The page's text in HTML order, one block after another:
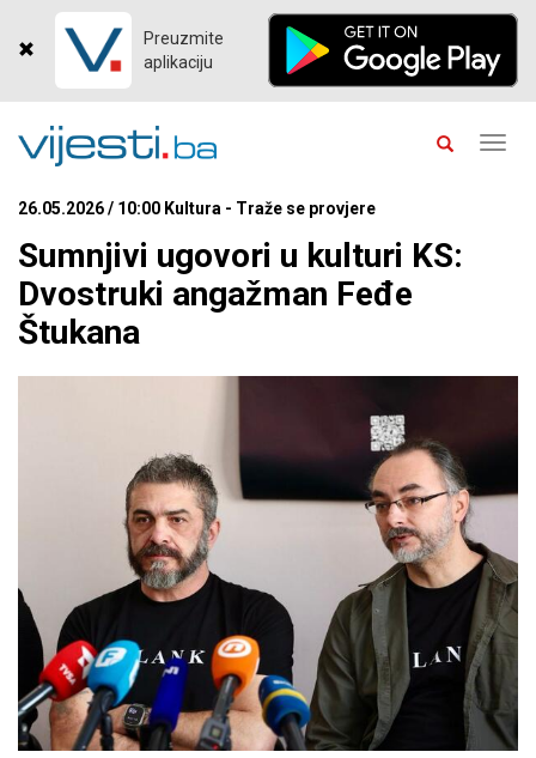
Preuzmite
aplikaciju
26.05.2026 / 10:00 Kultura - Traže se provjere
Sumnjivi ugovori u kulturi KS:
Dvostruki angažman Feđe
Štukana